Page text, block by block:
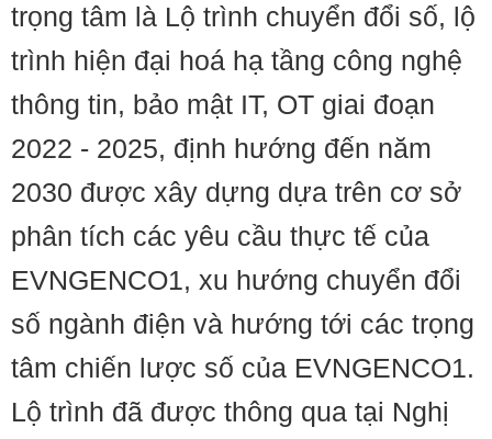
trọng tâm là Lộ trình chuyển đổi số, lộ
trình hiện đại hoá hạ tầng công nghệ
thông tin, bảo mật IT, OT giai đoạn
2022 - 2025, định hướng đến năm
2030 được xây dựng dựa trên cơ sở
phân tích các yêu cầu thực tế của
EVNGENCO1, xu hướng chuyển đổi
số ngành điện và hướng tới các trọng
tâm chiến lược số của EVNGENCO1.
Lộ trình đã được thông qua tại Nghị